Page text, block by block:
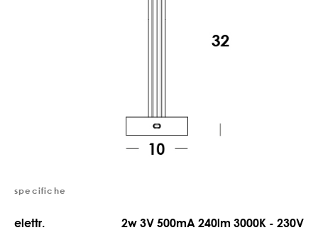
specifiche
elettr. 2w 3V 500mA 240lm 3000K - 230V